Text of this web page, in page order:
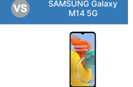
SAMSUNG Galaxy
M14 5G